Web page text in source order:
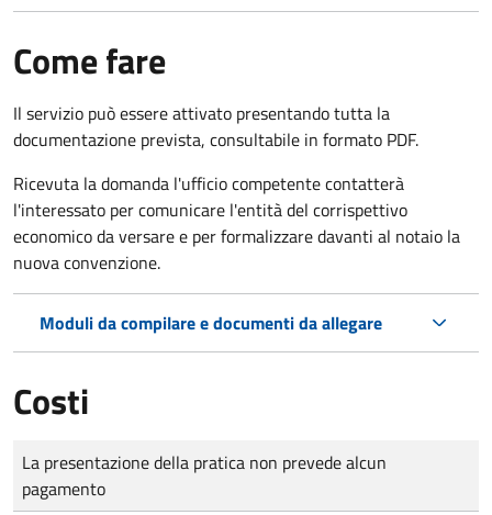
Come fare
Il servizio può essere attivato presentando tutta la
documentazione prevista, consultabile in formato PDF.
Ricevuta la domanda l'ufficio competente contatterà
l'interessato per comunicare l'entità del corrispettivo
economico da versare e per formalizzare davanti al notaio la
nuova convenzione.
Moduli da compilare e documenti da allegare
Costi
Tipo di pagamento
Importo
La presentazione della pratica non prevede alcun
pagamento